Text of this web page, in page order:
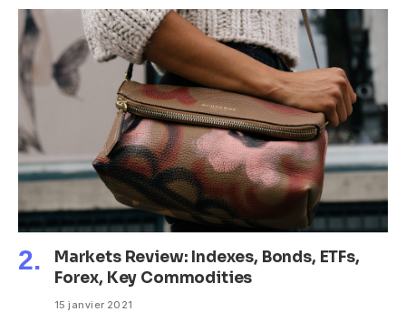
Markets Review: Indexes, Bonds, ETFs,
Forex, Key Commodities
15 janvier 2021